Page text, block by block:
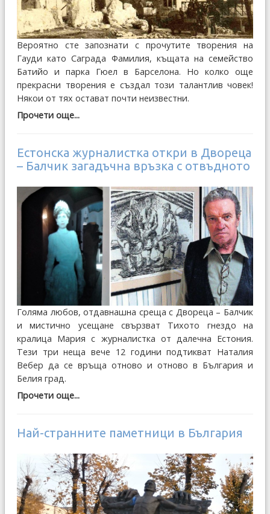
Вероятно сте запознати с прочутите творения на
Гауди като Саграда Фамилия, къщата на семейство
Батийо и парка Гюел в Барселона. Но колко още
прекрасни творения е създал този талантлив човек!
Някои от тях остават почти неизвестни.
Прочети още...
Естонска журналистка откри в Двореца
– Балчик загадъчна връзка с отвъдното
Голяма любов, отдавнашна среща с Двореца – Балчик
и мистично усещане свързват Тихото гнездо на
кралица Мария с журналистка от далечна Естония.
Тези три неща вече 12 години подтикват Наталия
Вебер да се връща отново и отново в България и
Белия град.
Прочети още...
Най-странните паметници в България